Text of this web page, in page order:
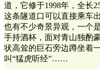
道，它修于1998年，全长
这条隧道口可以直接乘车
也有不少奇景异观，一个
手持酒杯，面对青山独酌
状高耸的巨石旁边蹲坐着
叫“猛虎听经”……